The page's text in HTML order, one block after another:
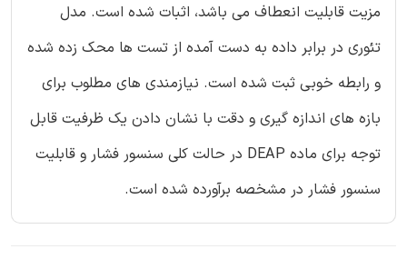
مزیت قابلیت انعطاف می باشد، اثبات شده است. مدل
تئوری در برابر داده به دست آمده از تست ها محک زده شده
و رابطه خوبی ثبت شده است. نیازمندی های مطلوب برای
بازه های اندازه گیری و دقت با نشان دادن یک ظرفیت قابل
توجه برای ماده DEAP در حالت کلی سنسور فشار و قابلیت
سنسور فشار در مشخصه برآورده شده است.